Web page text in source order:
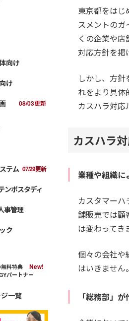
東京都をはじ
スメントのガ
くの企業や
対応方針を掲
しかし、方
れをより具体
カスハラ対応
カスハラ
業種や組織に
カスタマー
舗販売では
は変わってき
個々の会社や
はいきません
「総務部」
向け
け
08/03更新
テム 07/29更新
ンポスタディ
事管理
ク
料特典
パートナー
一覧